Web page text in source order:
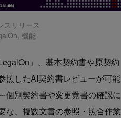
スリリース
機能
LegalOn」、基本契約書や原契約
照したAI契約書レビューが可能
個別契約書や変更覚書の確認に
な、複数文書の参照・照合作業